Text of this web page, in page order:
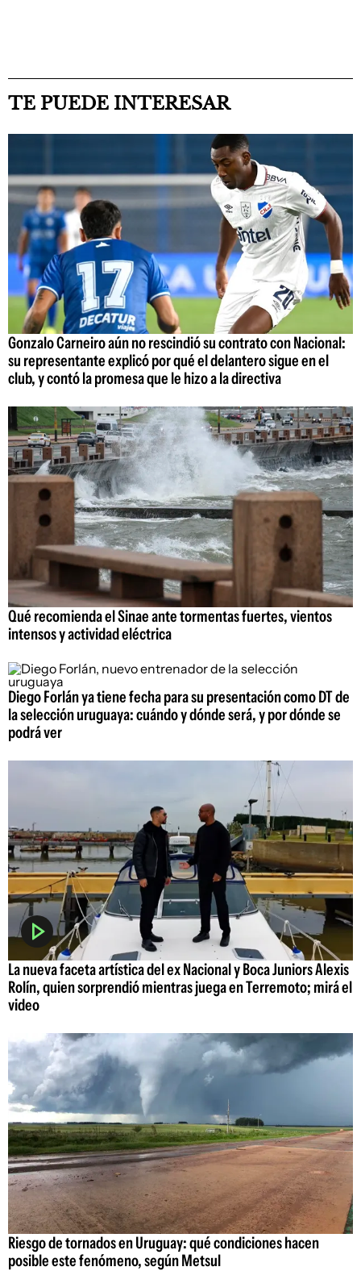
TE PUEDE INTERESAR
Gonzalo Carneiro aún no rescindió su contrato con Nacional:
su representante explicó por qué el delantero sigue en el
club, y contó la promesa que le hizo a la directiva
Qué recomienda el Sinae ante tormentas fuertes, vientos
intensos y actividad eléctrica
Diego Forlán ya tiene fecha para su presentación como DT de
la selección uruguaya: cuándo y dónde será, y por dónde se
podrá ver
La nueva faceta artística del ex Nacional y Boca Juniors Alexis
Rolín, quien sorprendió mientras juega en Terremoto; mirá el
video
Riesgo de tornados en Uruguay: qué condiciones hacen
posible este fenómeno, según Metsul